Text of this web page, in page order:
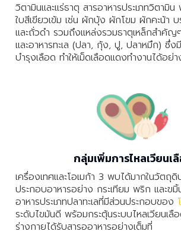
วิตามินและแร่ธาตุ สารอาหารประเภทวิตามิ
ใบสีเขียวเข้ม เช่น ผักบุ้ง ผักโขม ผักคะน้า
และถั่วดำ รวมถึงแหล่งรวมธาตุเหล็กสำคัญ
และอาหารทะเล (ปลา, กุ้ง, ปู, ปลาหมึก) ซึ่
บำรุงเลือด ทำให้เม็ดเลือดแดงทำงานได้อย่
กลุ่มเพิ่มการไหลเวียนเ
เครื่องเทศและโอเมก้า 3 พบได้มากในวัตถุดิ
ประกอบอาหารอย่าง กระเทียม พริก และข
อาหารประเภทปลาทะเลที่มีส่วนประกอบของ
ระดับไขมันดี พร้อมกระตุ้นระบบไหลเวียนเลื
ร่างกายได้รับสารออาหารอย่างเต็มที่